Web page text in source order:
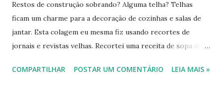
Restos de construção sobrando? Alguma telha? Telhas
ficam um charme para a decoração de cozinhas e salas de
jantar. Esta colagem eu mesma fiz usando recortes de
jornais e revistas velhas. Recortei uma receita de sopa de
colar fui testando os lugares. Quando combinaram entre si,
COMPARTILHAR POSTAR UM COMENTÁRIO LEIA MAIS »